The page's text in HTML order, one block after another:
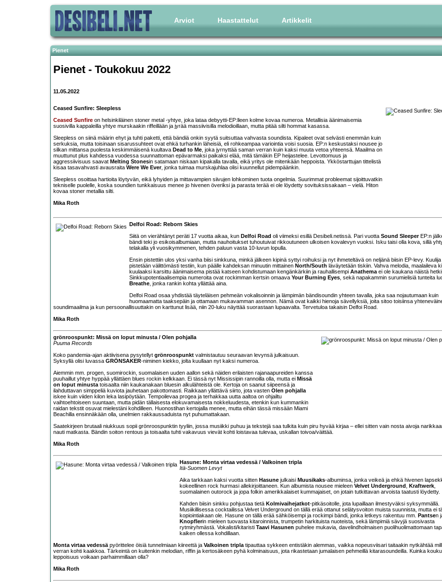
Arviot Haastattelut Artikkelit
Pienet
Pienet - Toukokuu 2022
11.05.2022
Ceased Sunfire: Sleepless
Ceased Sunfire on helsinkiläinen stoner metal -yhtye, joka lataa debyytti-EP:lleen kolme kovaa numeroa. Metallisia äänimaisemia
suosivilla kappaleilla yhtye murskaakin riffeillään ja jyrää massiivisilla melodioillaan, mutta pitää silti hommat kasassa.
Sleepless on siinä määrin ehyt ja tuhti paketti, että bändiä onkin syytä suitsuttaa vahvasta soundista. Kipaleet ovat selvästi enemmän kuin
serkuksia, mutta toisinaan sisarussuhteet ovat ehkä turhankin läheisiä, eli rohkeampaa variointia voisi suosia. EP:n keskustaksi nousee jo
silkan mittansa puolesta keskimmäisenä kuultava Dead to Me, joka jyrnyttää saman verran kuin kaksi muuta vetoa yhteensä. Maailma on
muuttunut plus kahdessa vuodessa suunnattoman epävarmaksi paikaksi elää, mitä tämäkin EP heijastelee. Levottomuus ja
aggressiivisuus saavat Melting Stonesin satamaan niskaan kipakalla tavalla, eikä yritys ole mitenkään heppoista. Ykköstarttujan tittelistä
kisaa tasavahvasti avausraita Were We Ever, jonka tuimaa murskajuhlaa olisi kuunnellut pidempäänkin.
Sleepless osoittaa hartioita löytyvän, eikä lyhyiden ja mittavampien siivujen lohkominen tuota ongelmia. Suurimmat probleemat sijoittuvatkin
tekniselle puolelle, koska soundien tunkkaisuus menee jo hivenen överiksi ja parasta terää ei ole löydetty sovituksissakaan – vielä. Hiton
kovaa stoner metallia silti.
Mika Roth
Delfoi Road: Reborn Skies
Siitä on vierähtänyt peräti 17 vuotta aikaa, kun Delfoi Road oli viimeksi esillä Desibeli.netissä. Pari vuotta Sound SleeperEP:n
bändi teki jo esikoisalbumiaan, mutta nauhoitukset tuhoutuivat rikkoutuneen ulkoisen kovalevyn vuoksi. Isku taisi olla kova, sillä
telakalla yli vuosikymmenen, tehden paluun vasta 10-luvun lopulla.
Ensin pistettiin ulos yksi vanha biisi sinkkuna, minkä jälkeen kipinä syttyi roihuksi ja nyt ihmeteltävä on neljänä biisin EP-levy. Kuulija
pistetään välittömästi testiin, kun päälle kahdeksan minuutin mittainen North/South läväytetään tiskiin. Vahva melodia, maalaileva
kuulaaksi karsittu äänimaisema pistää katseen kohdistumaan kengänkärkiin ja rauhallisempi Anathema ei ole kaukana näistä
Sinkkupotentiaalisempia numeroita ovat rockimman kertsin omaava Your Burning Eyes , sekä napakammin surumielisiä tunteita
Breathe , jonka rankin kohta yllättää aina.
Delfoi Road osaa yhdistää täyteläisen pehmeän vokalisoinnin ja lämpimän bändisoundin yhteen tavalla, joka saa nojautumaan kuin
huomaamatta taaksepäin ja ottamaan mukavamman asennon. Nämä ovat kaikki hienoja sävellyksiä, joita sitoo toisiinsa
soundimaailma ja kun persoonallisuuttakin on karttunut lisää, niin 20-luku näyttää suorastaan lupaavalta. Tervetuloa takaisin Delfoi Road.
Mika Roth
grönroospunkt: Missä on loput minusta / Olen pohjalla
Puuma Records
Koko pandemia-ajan aktiivisena pysytellyt grönroospunkt valmistautuu seuraavan levynsä julkaisuun.
Syksyllä olisi luvassa GRÖNSAKER-niminen kiekko, jolta kuullaan nyt kaksi numeroa.
Aiemmin mm. progen, suomirockin, suomalaisen uuden aallon sekä näiden erilaisten rajanaapureiden kanssa
puuhaillut yhtye hyppää yllättäen blues rockin kelkkaan. Ei tässä nyt Mississipin rannoilla olla, mutta ei Missä
on loput minusta toisaalta niin kaukanakaan bluesin alkulähteistä ole. Kertoja on saanut siipeensä ja
ilahduttavan simppeliä kuviota jauhetaan pakottomasti. Raikkaan yllättävä siirto, jota vasten Olen pohjalla
iskee kuin viiden kilon leka lasipöytään. Tempoilevaa progea ja terhakkaa uutta aaltoa on ohjailtu
vaihtoehtoiseen suuntaan, mutta pidän tällaisesta elokuvamaisesta nokkeluudesta, etenkin kun kummankin
raidan tekstit osuvat mielestäni kohdilleen. Huonostihan kertojalla menee, mutta eihän tässä missään Miami
Beachilla ensinnäkään olla, unelmien rakkaussaduista nyt puhumattakaan.
Saatekirjeen brutaali niukkuus sopii grönroospunktin tyyliin, jossa musiikki puhuu ja tekstejä saa tulkita kuin piru hyvää kirjaa – ellei sitten vain nosta aivoja
nauti matkasta. Bändin soiton rentous ja toisaalta tuhti vakavuus vievät kohti loistavaa tulevaa, uskallan toivoa/väittää.
Mika Roth
Hasune: Monta virtaa vedessä / Valkoinen tripla
Itä-Suomen Levyt
Aika tarkkaan kaksi vuotta sitten Hasune julkaisi Muusikaks-albuminsa, jonka veikeä ja ehkä hivenen
kokeellinen rock hurmasi allekirjoittaneen. Kun albumista nousee mieleen Velvet Underground Kraftwerk
suomalainen outorock ja jopa folkin amerikkalaiset kummajaiset, on jotain tutkittavan arvoista taatusti löydetty.
Kahden biisin sinkku pohjustaa tietä Kolmivaihejatkot-pitkäsoitolle, jota lupaillaan ilmestyväksi syksymmällä.
Musiikillisessa cocktailissa Velvet Underground on tällä erää ottanut selätysvoiton muista suunnista, mutta ei
kopiointiakaan ole. Hasune on tällä erää sähköisempi ja rockimpi bändi, jonka letkeys rakentuu mm. Pantsen
Knopflerin mieleen tuovasta kitaroinnista, trumpetin harkituista nuoteista, sekä lämpimiä sävyjä suosivasta
rytmiryhmästä. Vokalisti/kitaristi Taavi Hasunen puhelee mukavia, davelindholmaisen puolihuolimattomaan
kaiken ollessa kohdillaan.
Monta virtaa vedessä pyörittelee öisiä tunnelmiaan kiireettä ja Valkoinen tripla tipauttaa sykkeen entistäkin alemmas, vaikka nopeusviisari taitaakin nytkähtää
verran kohti kaakkoa. Tärkeintä on kuitenkin melodian, riffin ja kertosäkeen pyhä kolminaisuus, jota rikastetaan jumalaisen pehmeillä kitarasoundeilla. Kuinka
leppoisuus voikaan parhaimmillaan olla?
Mika Roth